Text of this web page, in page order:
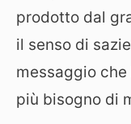
prodotto dal
il senso di
messaggio che
più bisogno di